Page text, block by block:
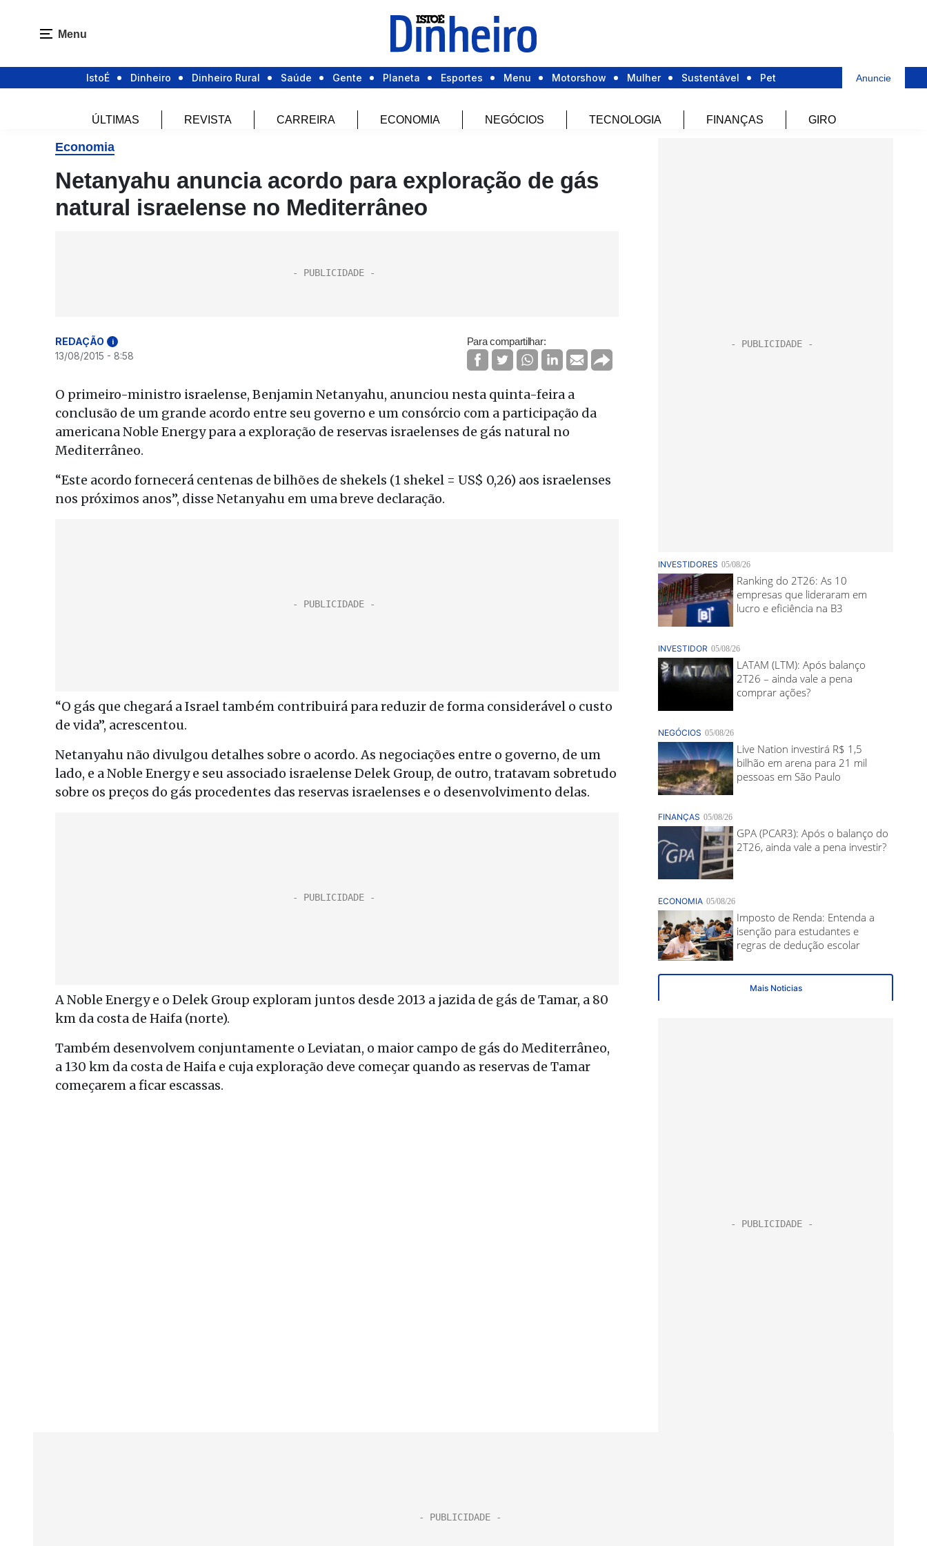
Menu
IstoÉ Dinheiro Dinheiro Rural Saúde Gente Planeta Esportes Menu Motorshow Mulher Sustentável Pet Anuncie
ÚLTIMAS REVISTA CARREIRA ECONOMIA NEGÓCIOS TECNOLOGIA FINANÇAS GIRO
Economia
Netanyahu anuncia acordo para exploração de gás
natural israelense no Mediterrâneo
REDAÇÃO i
13/08/2015 - 8:58
Para compartilhar:
O primeiro-ministro israelense, Benjamin Netanyahu, anunciou nesta quinta-feira a
conclusão de um grande acordo entre seu governo e um consórcio com a participação da
americana Noble Energy para a exploração de reservas israelenses de gás natural no
Mediterrâneo.
“Este acordo fornecerá centenas de bilhões de shekels (1 shekel = US$ 0,26) aos israelenses
nos próximos anos”, disse Netanyahu em uma breve declaração.
“O gás que chegará a Israel também contribuirá para reduzir de forma considerável o custo
de vida”, acrescentou.
Netanyahu não divulgou detalhes sobre o acordo. As negociações entre o governo, de um
lado, e a Noble Energy e seu associado israelense Delek Group, de outro, tratavam sobretudo
sobre os preços do gás procedentes das reservas israelenses e o desenvolvimento delas.
A Noble Energy e o Delek Group exploram juntos desde 2013 a jazida de gás de Tamar, a 80
km da costa de Haifa (norte).
Também desenvolvem conjuntamente o Leviatan, o maior campo de gás do Mediterrâneo,
a 130 km da costa de Haifa e cuja exploração deve começar quando as reservas de Tamar
começarem a ficar escassas.